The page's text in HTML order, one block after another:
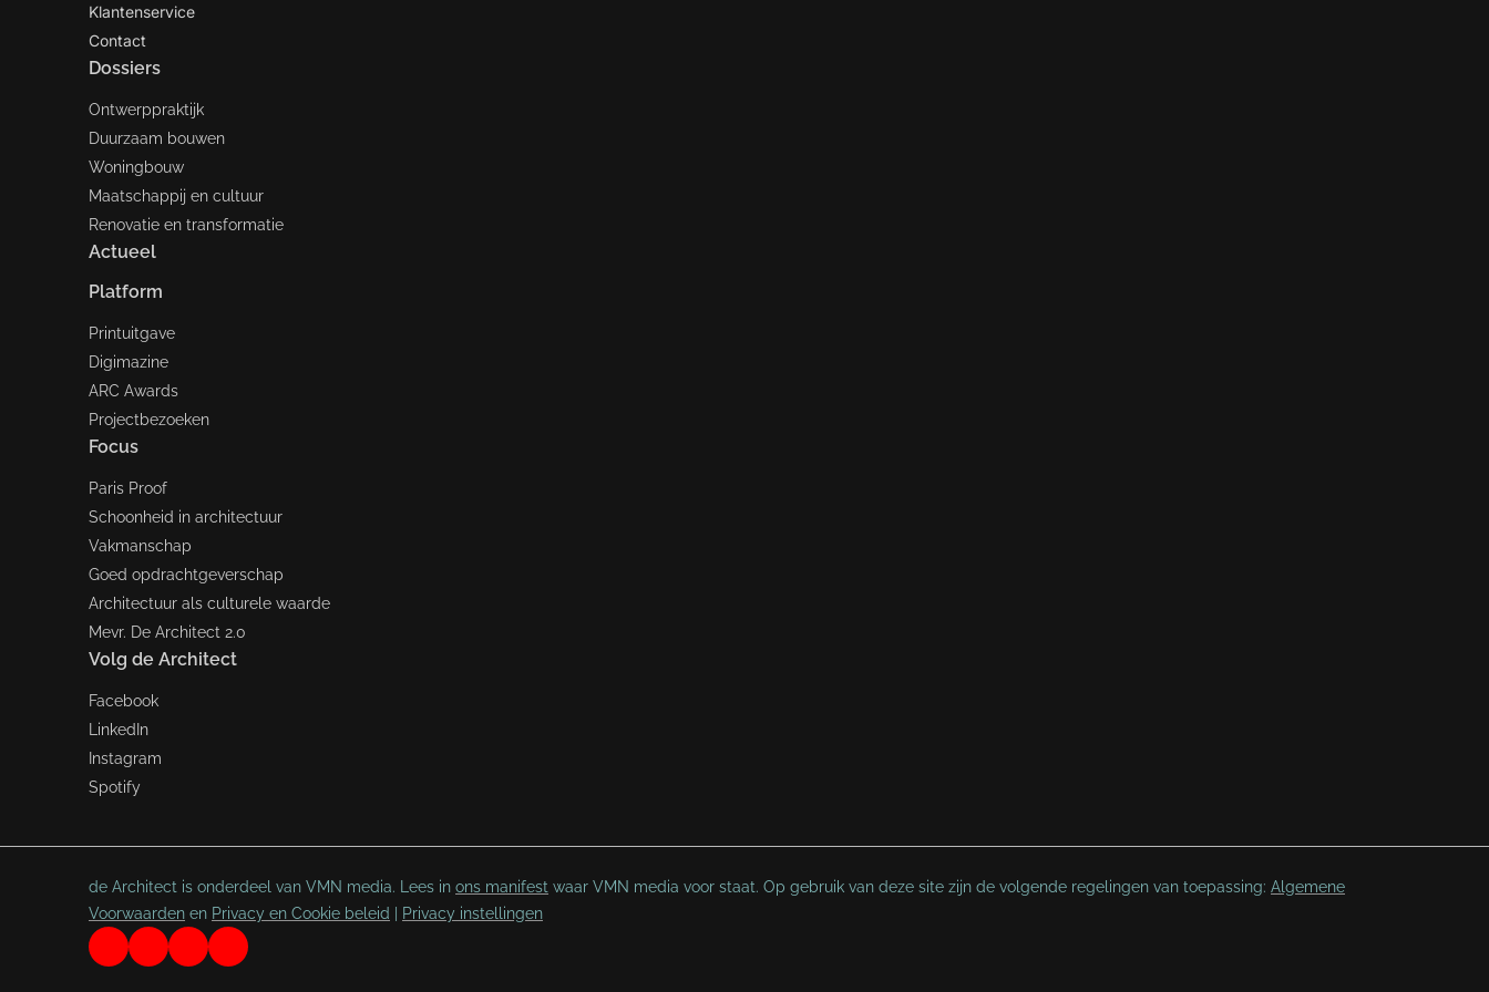
Klantenservice
Contact
Dossiers
Ontwerppraktijk
Duurzaam bouwen
Woningbouw
Maatschappij en cultuur
Renovatie en transformatie
Actueel
Platform
Printuitgave
Digimazine
ARC Awards
Projectbezoeken
Focus
Paris Proof
Schoonheid in architectuur
Vakmanschap
Goed opdrachtgeverschap
Architectuur als culturele waarde
Mevr. De Architect 2.0
Volg de Architect
Facebook
LinkedIn
Instagram
Spotify
de Architect is onderdeel van VMN media. Lees in ons manifest waar VMN media voor staat. Op gebruik van deze site zijn de volgende regelingen van toepassing: Algemene
Voorwaarden en Privacy en Cookie beleid Privacy instellingen